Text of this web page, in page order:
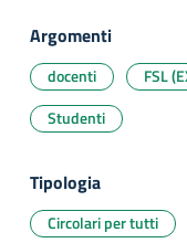
Argomenti
docenti FSL
Studenti
Tipologia
Circolari per tutti